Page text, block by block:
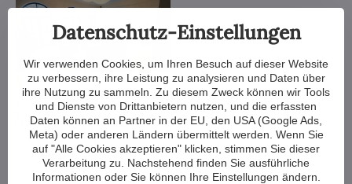
Datenschutz-Einstellungen
Wir verwenden Cookies, um Ihren Besuch auf dieser Website
zu verbessern, ihre Leistung zu analysieren und Daten über
ihre Nutzung zu sammeln. Zu diesem Zweck können wir Tools
und Dienste von Drittanbietern nutzen, und die erfassten
Daten können an Partner in der EU, den USA (Google Ads,
Meta) oder anderen Ländern übermittelt werden. Wenn Sie
auf "Alle Cookies akzeptieren" klicken, stimmen Sie dieser
Verarbeitung zu. Nachstehend finden Sie ausführliche
Informationen oder Sie können Ihre Einstellungen ändern.